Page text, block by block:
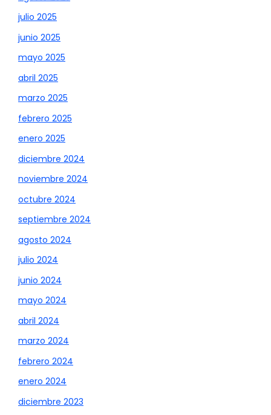
julio 2025
junio 2025
mayo 2025
abril 2025
marzo 2025
febrero 2025
enero 2025
diciembre 2024
noviembre 2024
octubre 2024
septiembre 2024
agosto 2024
julio 2024
junio 2024
mayo 2024
abril 2024
marzo 2024
febrero 2024
enero 2024
diciembre 2023